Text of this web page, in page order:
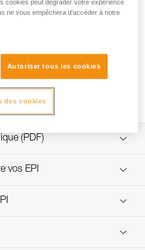
DUAL
Télécharger la notice technique (PDF)
Notice
vos EPI
ePPEcentre
PRO-procedure-FR
cookies peut dégrader votre expérience
ne vous empêchera d’accéder à notre
Autoriser tous les cookies
des cookies